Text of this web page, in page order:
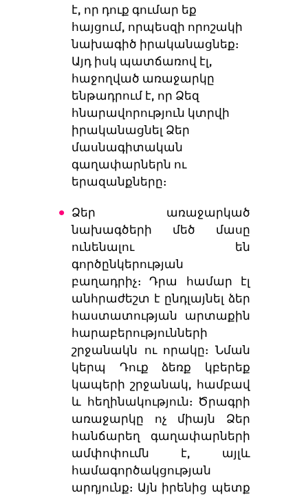
է, որ դուք գումար եք
հայցում, որպեսզի որոշակի
նախագիծ իրականացնեք:
Այդ իսկ պատճառով էլ,
հաջողված առաջարկը
ենթադրում է, որ Ձեզ
հնարավորություն կտրվի
իրականացնել Ձեր
մասնագիտական
գաղափարներն ու
երազանքները:
Ձեր առաջարկած
նախագծերի մեծ մասը
ունենալու են
գործընկերության
բաղադրիչ: Դրա համար էլ
անհրաժեշտ է ընդլայնել ձեր
հաստատության արտաքին
հարաբերությունների
շրջանակն ու որակը: Նման
կերպ Դուք ձեռք կբերեք
կապերի շրջանակ, համբավ
և հեղինակություն: Ծրագրի
առաջարկը ոչ միայն Ձեր
հանճարեղ գաղափարների
ամփոփումն է, այլև
համագործակցության
արդյունք: Այն իրենից պետք